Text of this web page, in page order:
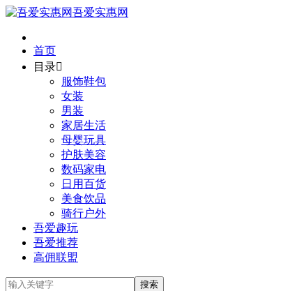
吾爱实惠网
首页
目录
服饰鞋包
女装
男装
家居生活
母婴玩具
护肤美容
数码家电
日用百货
美食饮品
骑行户外
吾爱趣玩
吾爱推荐
高佣联盟